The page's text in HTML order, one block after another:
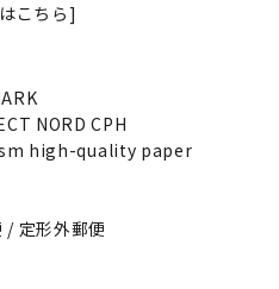
こちら]
NORD CPH
high-quality paper
/ 定形外郵便